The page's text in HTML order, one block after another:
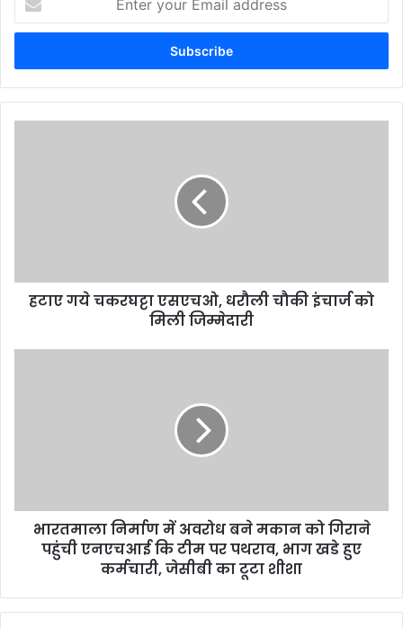
your
Email
हटाए गये चकरघट्टा एसएचओ, धरौली चौकी इंचार्ज को
मिली जिम्मेदारी
भारतमाला निर्माण में अवरोध बने मकान को गिराने
पहुंची एनएचआई कि टीम पर पथराव, भाग खडे हुए
कर्मचारी, जेसीबी का टूटा शीशा